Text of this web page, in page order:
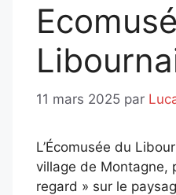
11 mars 2025 par
L’Écomusée du
village de Montagne,
regard » sur le